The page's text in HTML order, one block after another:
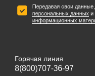
Передавая свои
персональных данных и
информационных
Горячая линия
8(800)707-36-97